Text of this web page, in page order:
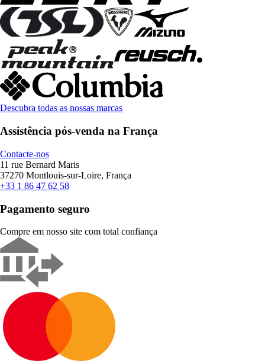
Descubra todas as nossas marcas
Assistência pós-venda na França
Contacte-nos
11 rue Bernard Maris
37270 Montlouis-sur-Loire, França
+33 1 86 47 62 58
Pagamento seguro
Compre em nosso site com total confiança